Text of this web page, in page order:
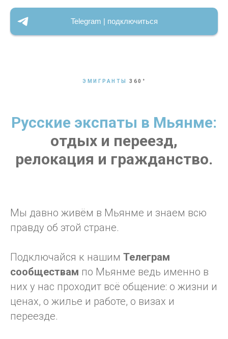
Telegram | подключиться
ЭМИГРАНТЫ 360 °
Русские экспаты в Мьянме:
отдых и переезд,
релокация и гражданство.
Мы давно живём в Мьянме и знаем всю
правду об этой стране.
Подключайся к нашим Телеграм
сообществам по Мьянме ведь именно в
них у нас проходит всё общение: о жизни и
ценах, о жилье и работе, о визах и
переезде.